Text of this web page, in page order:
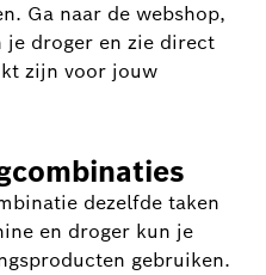
Ga naar de webshop,
je droger en zie direct
zijn voor jouw
dezelfde taken
en droger kun je
gebruiken.